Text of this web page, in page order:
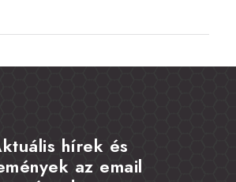
hírek és
az email